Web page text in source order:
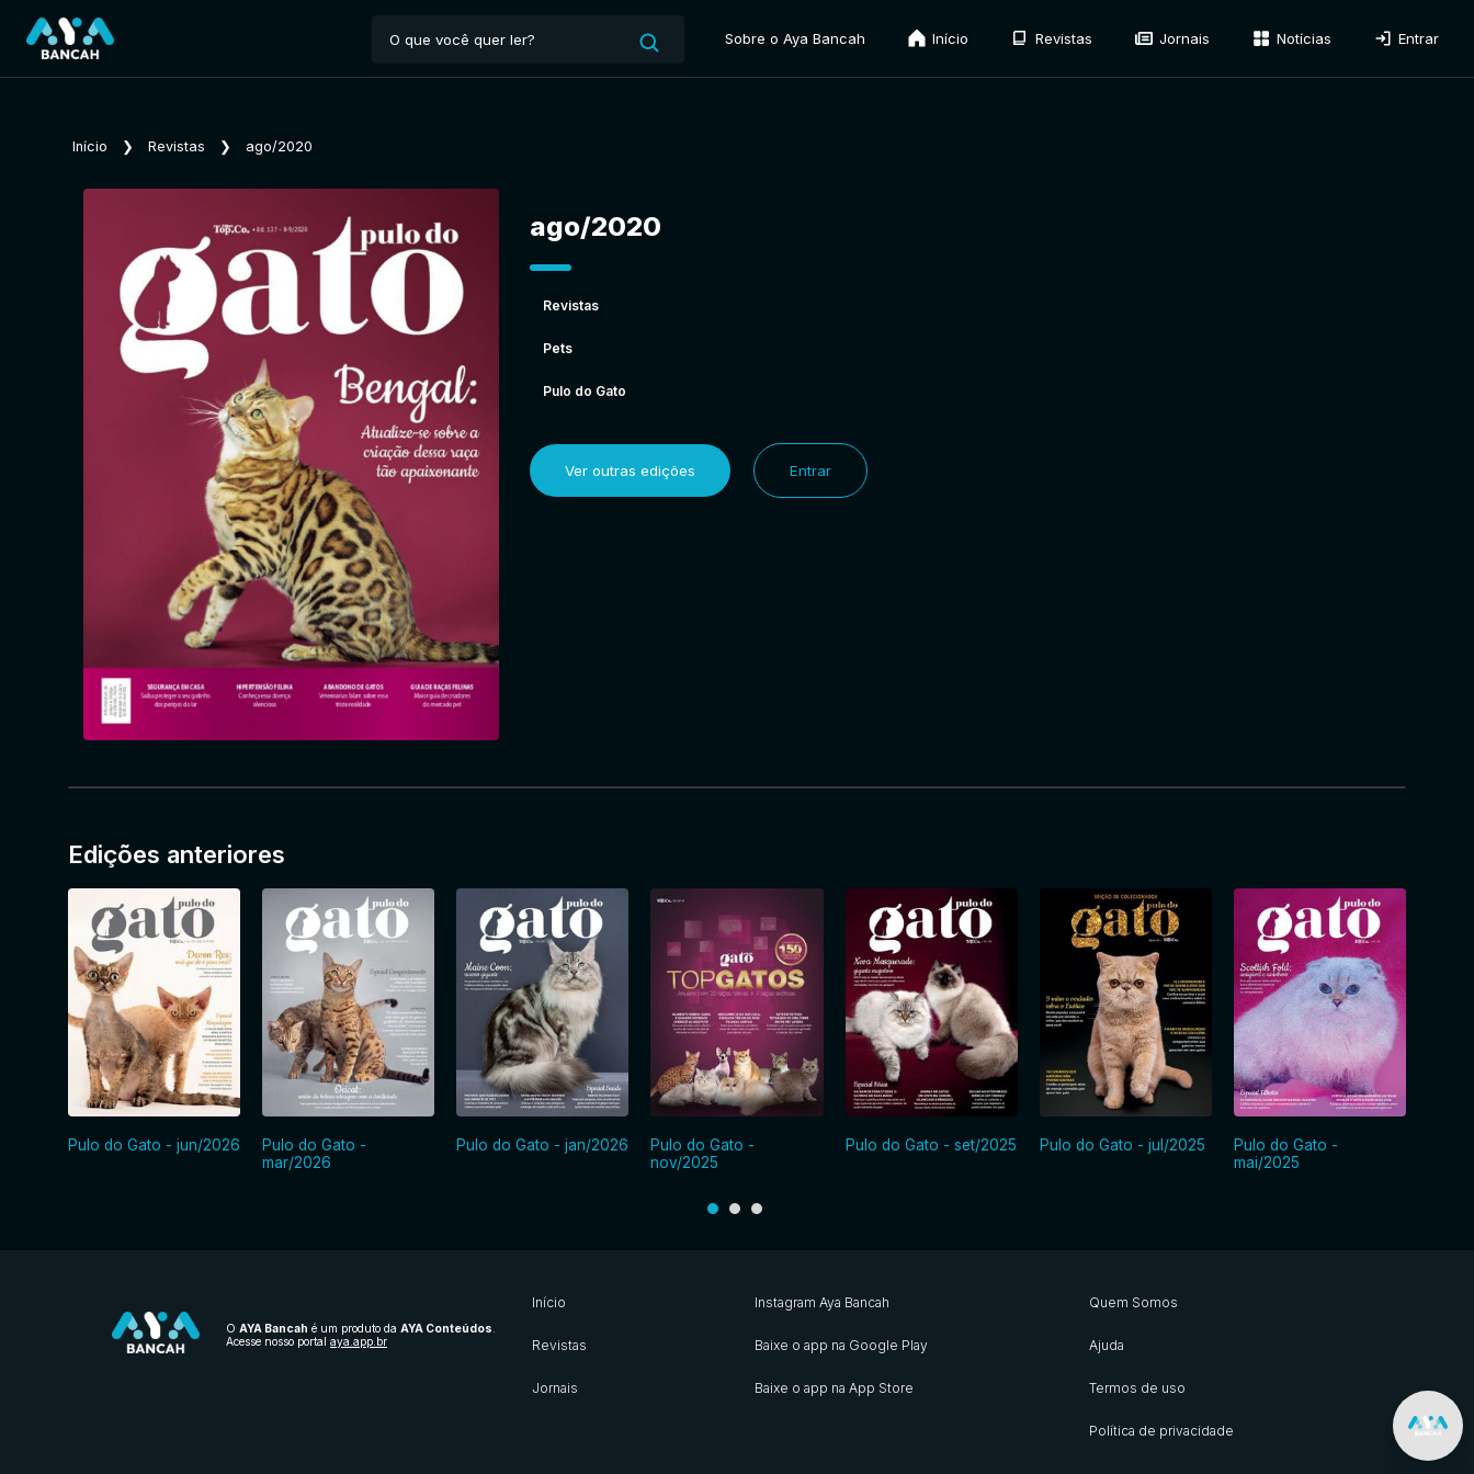
Sobre o Aya Bancah Início Revistas Jornais Notícias Entrar
Início ❯ Revistas ❯ ago/2020
ago/2020
Revistas
Pets
Pulo do Gato
Ver outras edições Entrar
Edições anteriores
Pulo do Gato - jun/2026
Pulo do Gato -
mar/2026
Pulo do Gato - jan/2026
Pulo do Gato -
nov/2025
Pulo do Gato - set/2025 Pulo do Gato - jul/2025
Pulo do Gato -
mai/2025
O AYA Bancah é um produto da AYA Conteúdos
Acesse nosso portal aya.app.br
Início
Revistas
Jornais
Instagram Aya Bancah
Baixe o app na Google Play
Baixe o app na App Store
Quem Somos
Ajuda
Termos de uso
Política de privacidade